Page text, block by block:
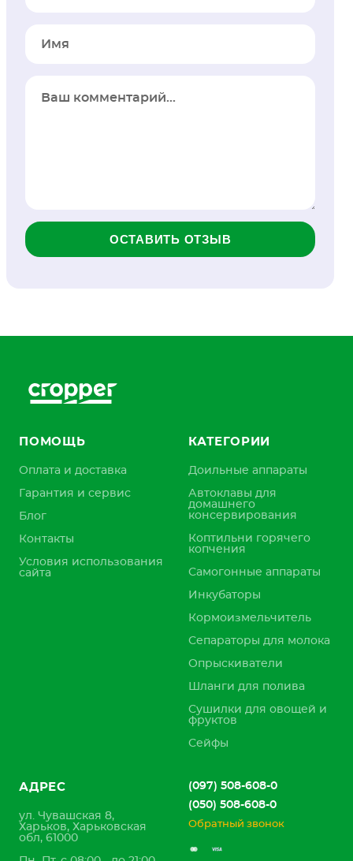
Имя
ОСТАВИТЬ ОТЗЫВ
ПОМОЩЬ
Оплата и доставка
Гарантия и сервис
Блог
Контакты
Условия использования
сайта
КАТЕГОРИИ
Доильные аппараты
Автоклавы для
домашнего
консервирования
Коптильни горячего
копчения
Самогонные аппараты
Инкубаторы
Кормоизмельчитель
Сепараторы для молока
Опрыскиватели
Шланги для полива
Сушилки для овощей и
фруктов
Сейфы
АДРЕС
ул. Чувашская 8,
Харьков, Харьковская
обл, 61000
(097) 508-608-0
(050) 508-608-0
Обратный звонок